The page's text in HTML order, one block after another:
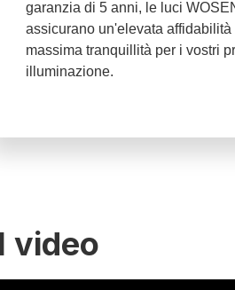
garanzia di 5 anni, le luci
assicurano un'elevata affidabilità
massima tranquillità per i vostri
illuminazione.
video